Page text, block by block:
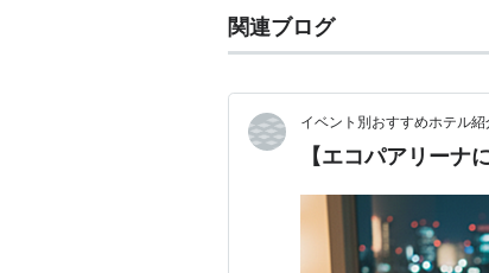
関連ブログ
イベント別おすすめホテル紹
【エコパアリーナ